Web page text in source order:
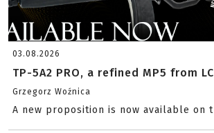
03.08.2026
TP-5A2 PRO, a refined MP5 from
Grzegorz Woźnica
A new proposition is now available on